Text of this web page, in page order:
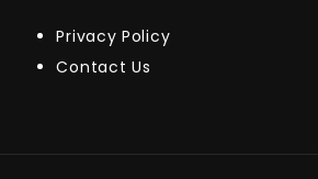
Privacy Policy
Contact Us